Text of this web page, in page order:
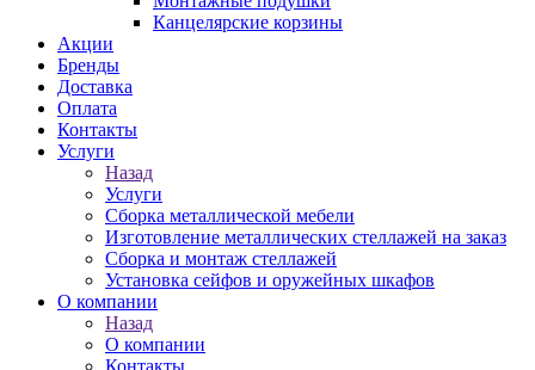
Канцелярские корзины
Акции
Бренды
Доставка
Оплата
Контакты
Услуги
Назад
Услуги
Сборка металлической мебели
Изготовление металлических стеллажей на заказ
Сборка и монтаж стеллажей
Установка сейфов и оружейных шкафов
О компании
Назад
О компании
Контакты